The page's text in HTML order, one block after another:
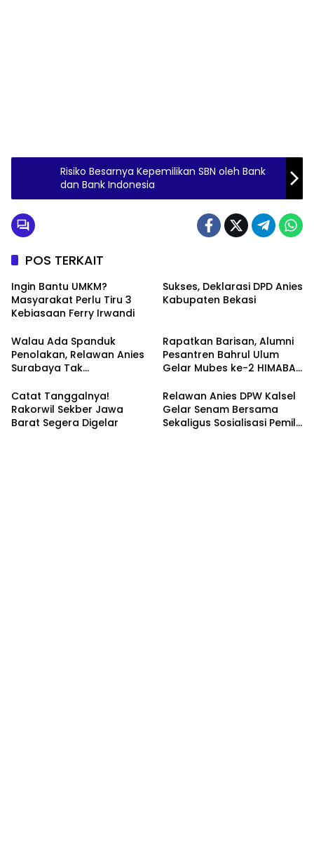
Risiko Besarnya Kepemilikan SBN oleh Bank
dan Bank Indonesia
POS TERKAIT
Ingin Bantu UMKM?
Masyarakat Perlu Tiru 3
Kebiasaan Ferry Irwandi
Sukses, Deklarasi DPD Anies
Kabupaten Bekasi
Walau Ada Spanduk
Penolakan, Relawan Anies
Surabaya Tak
Rapatkan Barisan, Alumni
Pesantren Bahrul Ulum
Gelar Mubes ke-2 HIMABAS
Semarang
Catat Tanggalnya!
Rakorwil Sekber Jawa
Barat Segera Digelar
Relawan Anies DPW Kalsel
Gelar Senam Bersama
Sekaligus Sosialisasi Pemilu